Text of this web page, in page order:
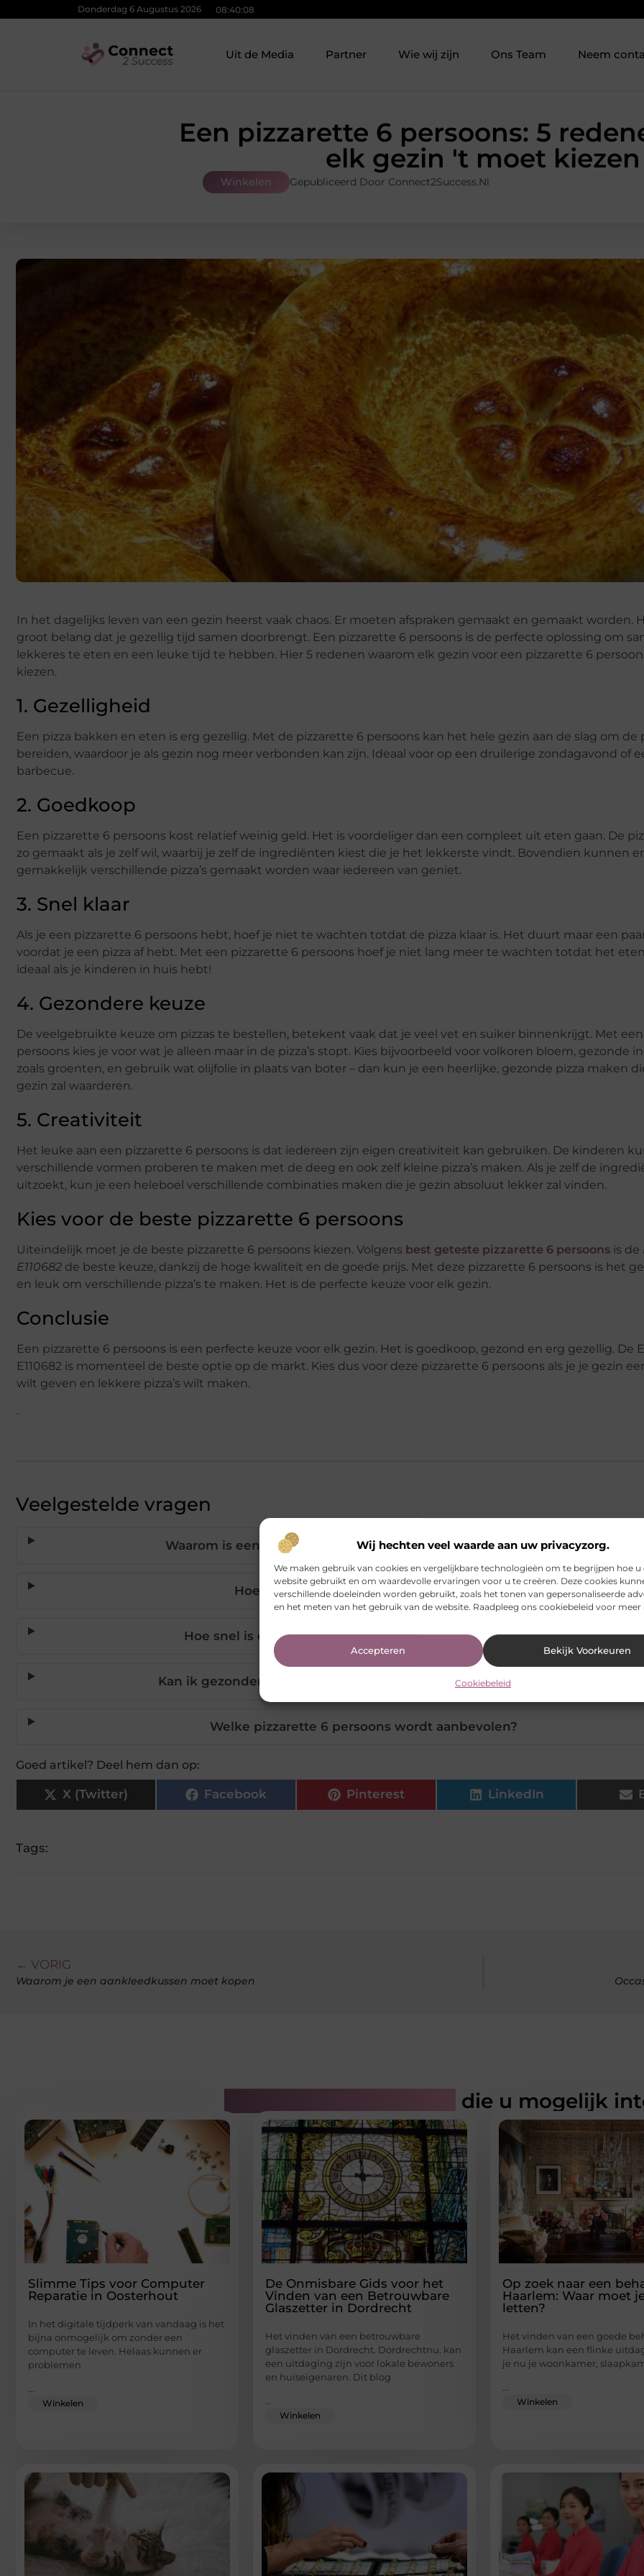
Wij hechten veel waarde aan uw privacyzorg.
We maken gebruik van cookies en vergelijkbare technologieën om te begrijpen hoe u
website gebruikt en om waardevolle ervaringen voor u te creëren. Deze cookies
verschillende doeleinden worden gebruikt, zoals het tonen van gepersonaliseerde
en het meten van het gebruik van de website. Raadpleeg ons cookiebeleid voor
Accepteren Bekijk Voorkeuren
Cookiebeleid
Donderdag 6 Augustus 2026 08:40:10
Uit de Media Partner Wie wij zijn Ons Team Neem
Een pizzarette 6 persoons: 5
elk gezin 't moet kiezen
Winkelen Gepubliceerd Door Connect2Success.nl
In het dagelijks leven van een gezin heerst vaak chaos. Er moeten afspraken gemaakt en gemaakt worden.
groot belang dat je gezellig tijd samen doorbrengt. Een pizzarette 6 persoons is de perfecte oplossing om
lekkeres te eten en een leuke tijd te hebben. Hier 5 redenen waarom elk gezin voor een pizzarette 6
kiezen.
1. Gezelligheid
Een pizza bakken en eten is erg gezellig. Met de pizzarette 6 persoons kan het hele gezin aan de slag om de
bereiden, waardoor je als gezin nog meer verbonden kan zijn. Ideaal voor op een druilerige zondagavond of
barbecue.
2. Goedkoop
Een pizzarette 6 persoons kost relatief weinig geld. Het is voordeliger dan een compleet uit eten gaan. De
zo gemaakt als je zelf wil, waarbij je zelf de ingrediënten kiest die je het lekkerste vindt. Bovendien kunnen
gemakkelijk verschillende pizza’s gemaakt worden waar iedereen van geniet.
3. Snel klaar
Als je een pizzarette 6 persoons hebt, hoef je niet te wachten totdat de pizza klaar is. Het duurt maar een
voordat je een pizza af hebt. Met een pizzarette 6 persoons hoef je niet lang meer te wachten totdat het eten
ideaal als je kinderen in huis hebt!
4. Gezondere keuze
De veelgebruikte keuze om pizzas te bestellen, betekent vaak dat je veel vet en suiker binnenkrijgt. Met
persoons kies je voor wat je alleen maar in de pizza’s stopt. Kies bijvoorbeeld voor volkoren bloem, gezonde
zoals groenten, en gebruik wat olijfolie in plaats van boter – dan kun je een heerlijke, gezonde pizza maken
gezin zal waarderen.
5. Creativiteit
Het leuke aan een pizzarette 6 persoons is dat iedereen zijn eigen creativiteit kan gebruiken. De kinderen
verschillende vormen proberen te maken met de deeg en ook zelf kleine pizza’s maken. Als je zelf de
uitzoekt, kun je een heleboel verschillende combinaties maken die je gezin absoluut lekker zal vinden.
Kies voor de beste pizzarette 6 persoons
Uiteindelijk moet je de beste pizzarette 6 persoons kiezen. Volgens best geteste pizzarette 6 persoons is de
E110682 de beste keuze, dankzij de hoge kwaliteit en de goede prijs. Met deze pizzarette 6 persoons is het
en leuk om verschillende pizza’s te maken. Het is de perfecte keuze voor elk gezin.
Conclusie
Een pizzarette 6 persoons is een perfecte keuze voor elk gezin. Het is goedkoop, gezond en erg gezellig. De
E110682 is momenteel de beste optie op de markt. Kies dus voor deze pizzarette 6 persoons als je je gezin
wilt geven en lekkere pizza’s wilt maken.
.
Veelgestelde vragen
Waarom is een pizzarette 6 persoons geschikt voor gezinnen?
Hoeveel kost een pizzarette 6 persoons?
Hoe snel is een pizza klaar in een pizzarette 6 persoons?
Kan ik gezondere pizza's maken met een pizzarette 6 persoons?
Welke pizzarette 6 persoons wordt aanbevolen?
Goed artikel? Deel hem dan op:
X (Twitter) Facebook Pinterest LinkedIn
Tags:
← VORIG
Waarom je een aankleedkussen moet kopen
die u mogelijk
Slimme Tips voor Computer
Reparatie in Oosterhout
In het digitale tijdperk van vandaag is het
bijna onmogelijk om zonder een
computer te leven. Helaas kunnen er
problemen
...
Winkelen
De Onmisbare Gids voor het
Vinden van een Betrouwbare
Glaszetter in Dordrecht
Het vinden van een betrouwbare
glaszetter in Dordrecht. Dordrechtnu. kan
een uitdaging zijn voor lokale bewoners
en huiseigenaren. Dit blog
...
Winkelen
Op zoek naar een
Haarlem: Waar moet
letten?
Het vinden van een goede
Haarlem kan een flinke
je nu je woonkamer,
...
Winkelen